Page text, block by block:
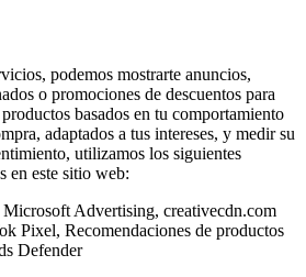
podemos mostrarte anuncios,
o promociones de descuentos para
basados en tu comportamiento
adaptados a tus intereses, y medir su
utilizamos los siguientes
en este sitio web:
Advertising, creativecdn.com
Pixel, Recomendaciones de productos
Defender